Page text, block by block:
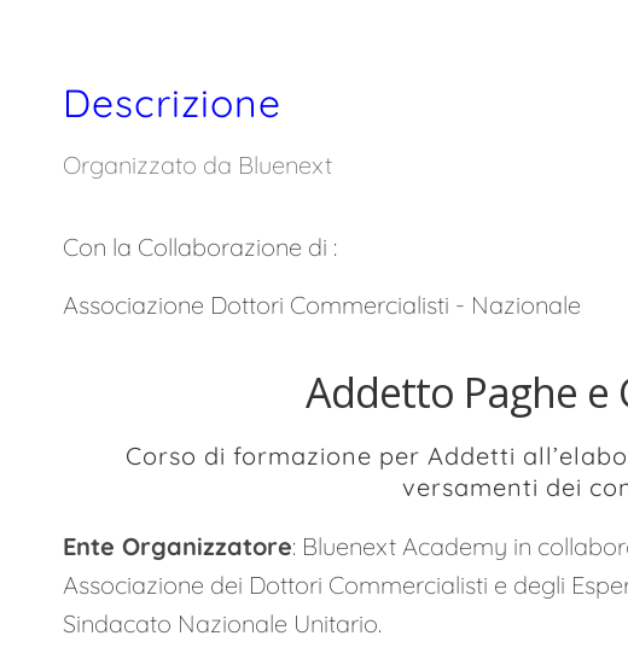
Descrizione
Organizzato da Bluenext
Con la Collaborazione di :
Associazione Dottori Commercialisti - Nazionale
Addetto Paghe e
Corso di formazione per Addetti
versamenti dei
Ente Organizzatore: Bluenext Academy in
Associazione dei Dottori Commercialisti e degli
Sindacato Nazionale Unitario.